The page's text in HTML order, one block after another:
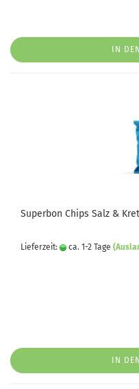
IN
Superbon Chips Salz &
Lieferzeit: ca. 1-2 Tage
IN